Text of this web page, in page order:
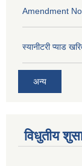
Amendment
स्यानीटरी प्याड
अन्य
विधुतीय